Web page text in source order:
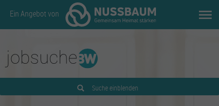
Ein Angebot von
Suche einblenden